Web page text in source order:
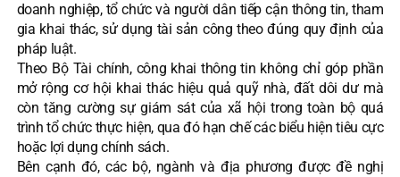
doanh nghiệp, tổ chức và người dân tiếp cận thông tin, tham
gia khai thác, sử dụng tài sản công theo đúng quy định của
pháp luật.
Theo Bộ Tài chính, công khai thông tin không chỉ góp phần
mở rộng cơ hội khai thác hiệu quả quỹ nhà, đất dôi dư mà
còn tăng cường sự giám sát của xã hội trong toàn bộ quá
trình tổ chức thực hiện, qua đó hạn chế các biểu hiện tiêu cực
hoặc lợi dụng chính sách.
Bên cạnh đó, các bộ, ngành và địa phương được đề nghị